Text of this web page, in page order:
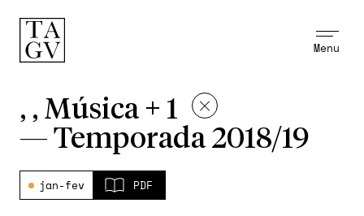
Menu
, , Música + 1
— Temporada 2018/19
jan-fev PDF